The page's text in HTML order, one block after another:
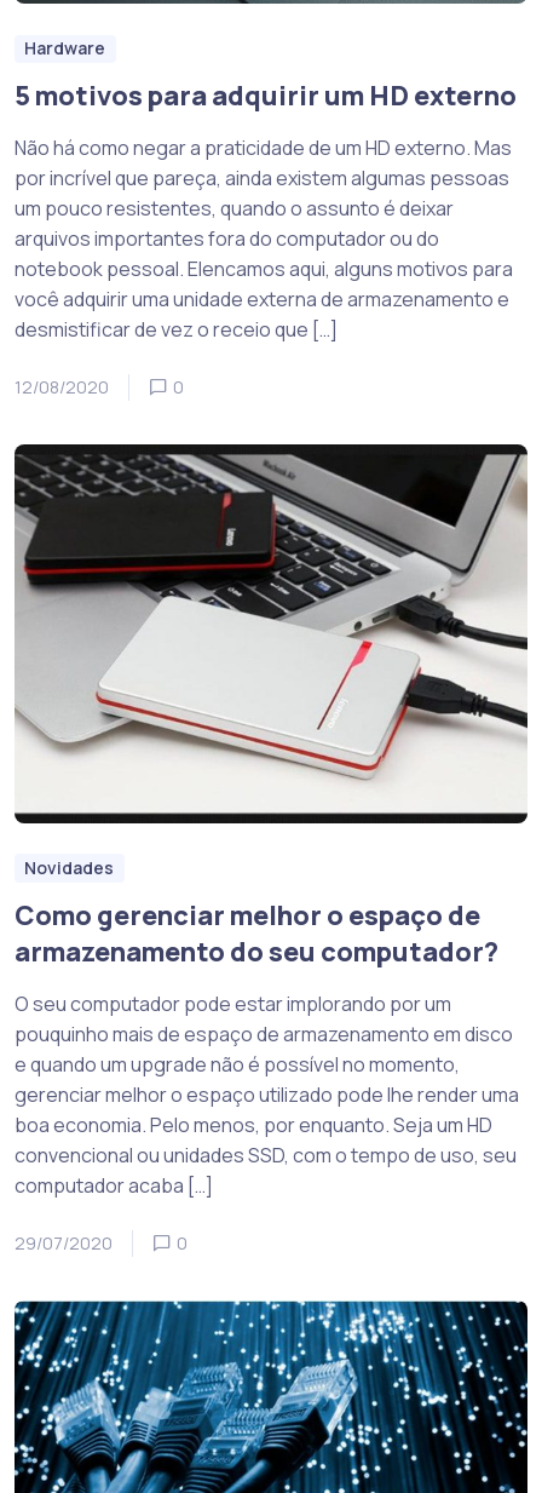
Hardware
5 motivos para adquirir um HD externo
Não há como negar a praticidade de um HD externo. Mas
por incrível que pareça, ainda existem algumas pessoas
um pouco resistentes, quando o assunto é deixar
arquivos importantes fora do computador ou do
notebook pessoal. Elencamos aqui, alguns motivos para
você adquirir uma unidade externa de armazenamento e
desmistificar de vez o receio que […]
12/08/2020 0
Novidades
Como gerenciar melhor o espaço de
armazenamento do seu computador?
O seu computador pode estar implorando por um
pouquinho mais de espaço de armazenamento em disco
e quando um upgrade não é possível no momento,
gerenciar melhor o espaço utilizado pode lhe render uma
boa economia. Pelo menos, por enquanto. Seja um HD
convencional ou unidades SSD, com o tempo de uso, seu
computador acaba […]
29/07/2020 0